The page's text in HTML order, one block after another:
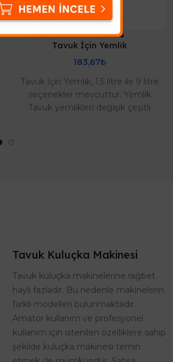
Tavuk İçin Yemlik
183,67₺
Tavuk İçin Yemlik, 1,5 litre ile 9 litre
seçenekler mevcuttur. Yemlik
Tavuk yemlikleri değişik çeşitli
Tavuk Kuluçka Makinesi
Tavuk kuluçka makinelerine rağbet
hayli fazladır. Bu nedenle makinelerin
farklı modelleri bulunmaktadır.
Amatör kullanım ve profesyonel
kullanım için istenilen özelliklere sahip
şekilde kuluçka makinesi temin